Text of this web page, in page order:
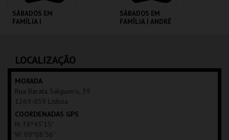
SÁBADOS EM
FAMÍLIA |
MAIS INFO
COMPRAR
SÁBADOS EM
FAMÍLIA | ANDRÉ
LOCALIZAÇÃO
MORADA
Rua Barata Salgueiro, 39
1269-059 Lisboa
COORDENADAS GPS
N: 38º43'15"
W: 09º08'56"